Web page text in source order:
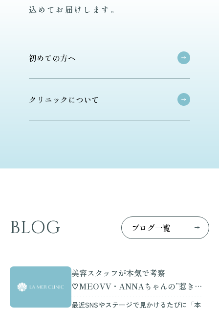
込めてお届けします。
初めて の方へ
ク リ ニ ック について
BLOG ブログ一覧
美容スタッフが本気で考察
♡MEOVV・ANNAちゃんの”惹きつ
けられる美しさ”とは？
最近SNSやステージで見かけるたびに「本